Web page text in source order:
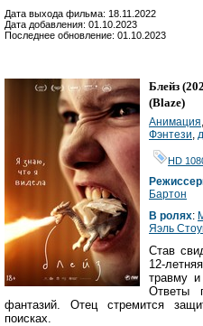
Дата выхода фильма: 18.11.2022
Дата добавления: 01.10.2023
Последнее обновление: 01.10.2023
Блейз
(Blaze)
Анимация,
Фэнтези,
HD
Бартон
В ролях:
Яэль
Став
12-
травму и
Ответы
фантазий. Отец стремится
поисках.